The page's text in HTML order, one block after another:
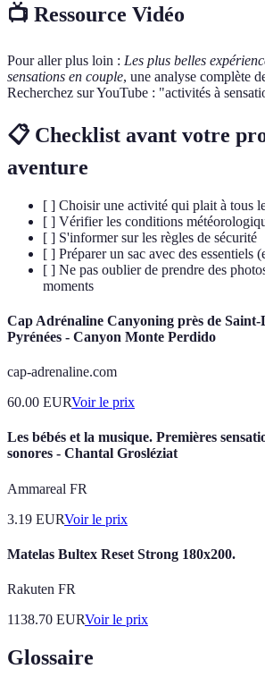
📺 Ressource Vidéo
Pour aller plus loin : Les plus belles
sensations en couple, une analyse complète
Recherchez sur YouTube : "activités à
📋 Checklist avant votre
aventure
[ ] Choisir une activité qui plait à tous
[ ] Vérifier les conditions
[ ] S'informer sur les règles de sécurité
[ ] Préparer un sac avec des essentiels
[ ] Ne pas oublier de prendre des
moments
Cap Adrénaline Canyoning près de Saint-
Pyrénées - Canyon Monte Perdido
cap-adrenaline.com
60.00 EURVoir le prix
Les bébés et la musique. Premières
sonores - Chantal Grosléziat
Ammareal FR
3.19 EURVoir le prix
Matelas Bultex Reset Strong 180x200.
Rakuten FR
1138.70 EURVoir le prix
Glossaire